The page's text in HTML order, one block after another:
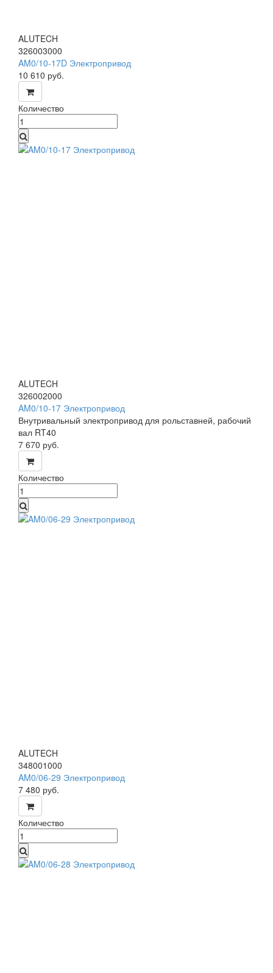
ALUTECH
326003000
AM0/10-17D Электропривод
10 610 руб.
Количество
ALUTECH
326002000
AM0/10-17 Электропривод
Внутривальный электропривод для рольставней, рабочий
вал RT40
7 670 руб.
Количество
ALUTECH
348001000
AM0/06-29 Электропривод
7 480 руб.
Количество